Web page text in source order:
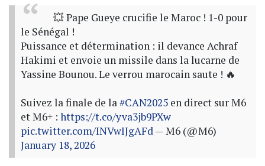
💥 Pape Gueye crucifie le Maroc ! 1-0 pour
le Sénégal !
Puissance et détermination : il devance Achraf
Hakimi et envoie un missile dans la lucarne de
Yassine Bounou. Le verrou marocain saute ! 🔥
Suivez la finale de la#CAN2025 en direct sur M6
et M6+ : https://t.co/yva3jb9PXw
pic.twitter.com/INVwIJgAFd— M6 (@M6)
January 18, 2026